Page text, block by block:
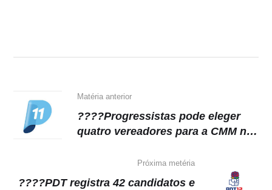
p
o
k
m n
Matéria anterior
????Progressistas pode eleger
quatro vereadores para a CMM na
Próxima metéria
????PDT registra 42 candidatos e